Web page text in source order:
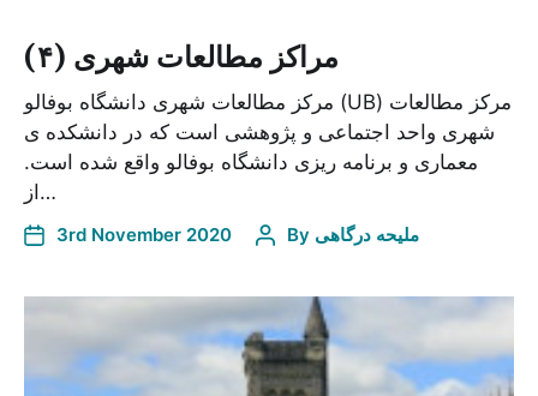
مراکز مطالعات شهری (۴)
مرکز مطالعات شهری دانشگاه بوفالو (UB) مرکز مطالعات
شهری واحد اجتماعی و پژوهشی است که در دانشکده ی
معماری و برنامه ریزی دانشگاه بوفالو واقع شده است.
از…
3rd November 2020 By ملیحه درگاهی